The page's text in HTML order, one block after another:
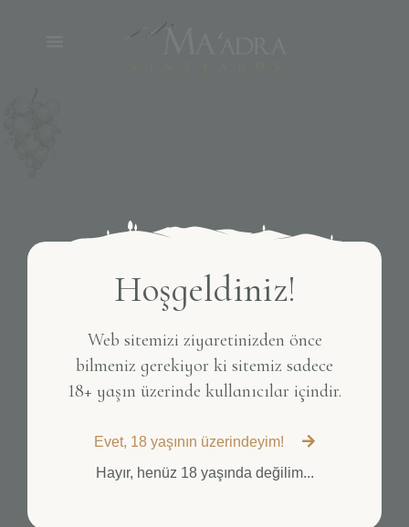
Hoşgeldiniz!
Web sitemizi ziyaretinizden önce
bilmeniz gerekiyor ki sitemiz sadece
18+ yaşın üzerinde kullanıcılar içindir.
Evet, 18 yaşının üzerindeyim!
Hayır, henüz 18 yaşında değilim...